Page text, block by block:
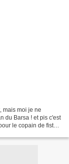
mais moi je ne
du Barsa ! et pis c'est
le copain de fiston